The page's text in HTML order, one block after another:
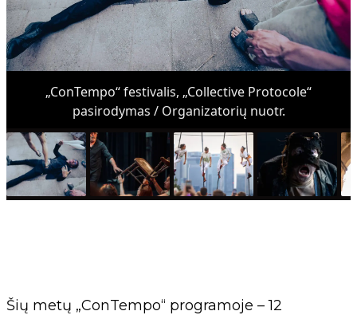
„ConTempo“ festivalis, „Collective Protocole“
pasirodymas / Organizatorių nuotr.
Šių metų „ConTempo“ programoje – 12